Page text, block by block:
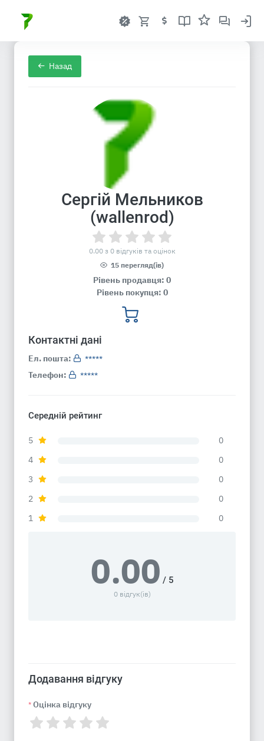
Назад
Сергій Мельников
(wallenrod)
0.00 з 0 відгуків та оцінок
15 перегляд(ів)
Рівень продавця: 0
Рівень покупця: 0
Контактні дані
Ел. пошта:
*****
Телефон:
*****
Середній рейтинг
5
0
4
0
3
0
2
0
1
0
0.00 / 5
0 відгук(ів)
Додавання відгуку
* Оцінка відгуку